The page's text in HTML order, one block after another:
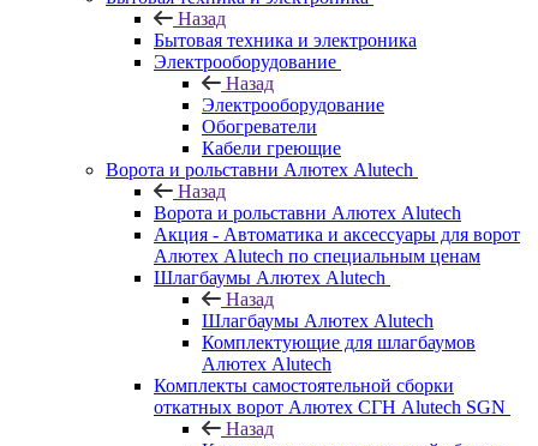
Назад
Бытовая техника и электроника
Электрооборудование
Назад
Электрооборудование
Обогреватели
Кабели греющие
Ворота и рольставни Алютех Alutech
Назад
Ворота и рольставни Алютех Alutech
Акция - Автоматика и аксессуары для ворот
Алютех Alutech по специальным ценам
Шлагбаумы Алютех Alutech
Назад
Шлагбаумы Алютех Alutech
Комплектующие для шлагбаумов
Алютех Alutech
Комплекты самостоятельной сборки
откатных ворот Алютех СГН Alutech SGN
Назад